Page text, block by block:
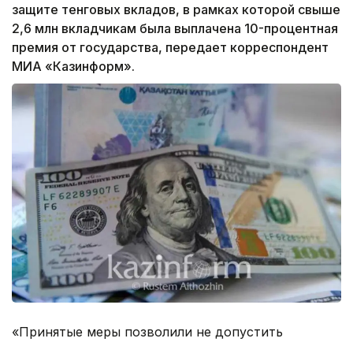
защите тенговых вкладов, в рамках которой свыше
2,6 млн вкладчикам была выплачена 10-процентная
премия от государства, передает корреспондент
МИА «Казинформ».
«Принятые меры позволили не допустить